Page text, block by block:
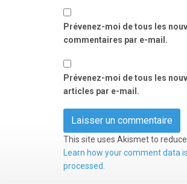
Prévenez-moi de tous les
commentaires par e-mail.
Prévenez-moi de tous les
articles par e-mail.
This site uses Akismet to reduce
Learn how your comment data is
processed.